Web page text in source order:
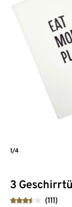
3
(111)
1/4